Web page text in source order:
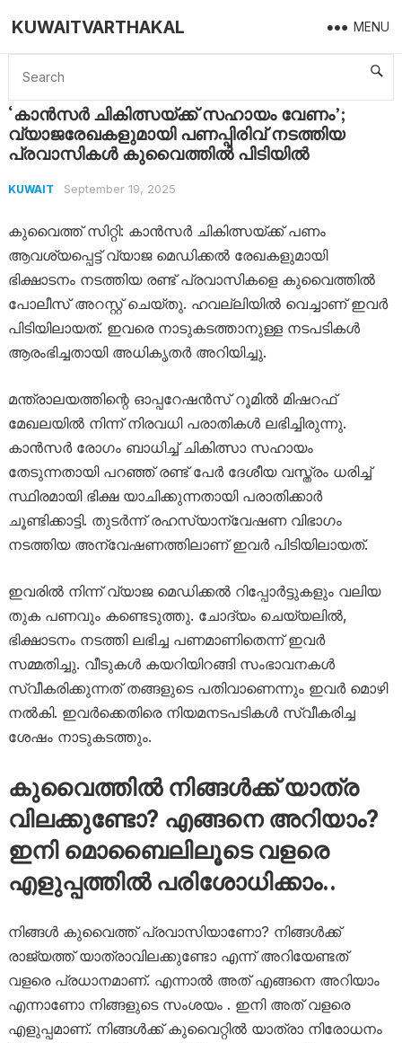
KUWAITVARTHAKAL MENU
Home Kuwait ‘കാൻസർ ചികിത്സയ്ക്ക് സഹായം വേണം’; വ്യാജരേഖകളുമായി പണപ്പിരിവ് നടത്തിയ പ്രവാസികൾ കുവൈത്തിൽ പിടിയിൽ
‘കാൻസർ ചികിത്സയ്ക്ക് സഹായം വേണം’;
വ്യാജരേഖകളുമായി പണപ്പിരിവ് നടത്തിയ
പ്രവാസികൾ കുവൈത്തിൽ പിടിയിൽ
KUWAIT September 19, 2025
കുവൈത്ത് സിറ്റി: കാൻസർ ചികിത്സയ്ക്ക് പണം
ആവശ്യപ്പെട്ട് വ്യാജ മെഡിക്കൽ രേഖകളുമായി
ഭിക്ഷാടനം നടത്തിയ രണ്ട് പ്രവാസികളെ കുവൈത്തിൽ
പോലീസ് അറസ്റ്റ് ചെയ്തു. ഹവല്ലിയിൽ വെച്ചാണ് ഇവർ
പിടിയിലായത്. ഇവരെ നാടുകടത്താനുള്ള നടപടികൾ
ആരംഭിച്ചതായി അധികൃതർ അറിയിച്ചു.
മന്ത്രാലയത്തിന്റെ ഓപ്പറേഷൻസ് റൂമിൽ മിഷറഫ്
മേഖലയിൽ നിന്ന് നിരവധി പരാതികൾ ലഭിച്ചിരുന്നു.
കാൻസർ രോഗം ബാധിച്ച് ചികിത്സാ സഹായം
തേടുന്നതായി പറഞ്ഞ് രണ്ട് പേർ ദേശീയ വസ്ത്രം ധരിച്ച്
സ്ഥിരമായി ഭിക്ഷ യാചിക്കുന്നതായി പരാതിക്കാർ
ചൂണ്ടിക്കാട്ടി. തുടർന്ന് രഹസ്യാന്വേഷണ വിഭാഗം
നടത്തിയ അന്വേഷണത്തിലാണ് ഇവർ പിടിയിലായത്.
ഇവരിൽ നിന്ന് വ്യാജ മെഡിക്കൽ റിപ്പോർട്ടുകളും വലിയ
തുക പണവും കണ്ടെടുത്തു. ചോദ്യം ചെയ്യലിൽ,
ഭിക്ഷാടനം നടത്തി ലഭിച്ച പണമാണിതെന്ന് ഇവർ
സമ്മതിച്ചു. വീടുകൾ കയറിയിറങ്ങി സംഭാവനകൾ
സ്വീകരിക്കുന്നത് തങ്ങളുടെ പതിവാണെന്നും ഇവർ മൊഴി
നൽകി. ഇവർക്കെതിരെ നിയമനടപടികൾ സ്വീകരിച്ച
ശേഷം നാടുകടത്തും.
കുവൈത്തിൽ നിങ്ങൾക്ക് യാത്ര
വിലക്കുണ്ടോ? എങ്ങനെ അറിയാം?
ഇനി മൊബൈലിലൂടെ വളരെ
എളുപ്പത്തിൽ പരിശോധിക്കാം..
നിങ്ങൾ കുവൈത്ത് പ്രവാസിയാണോ? നിങ്ങൾക്ക്
രാജ്യത്ത് യാത്രാവിലക്കുണ്ടോ എന്ന് അറിയേണ്ടത്
വളരെ പ്രധാനമാണ്. എന്നാൽ അത് എങ്ങനെ അറിയാം
എന്നാണോ നിങ്ങളുടെ സംശയം . ഇനി അത് വളരെ
എളുപ്പമാണ്. നിങ്ങൾക്ക് കുവൈറ്റിൽ യാത്രാ നിരോധനം